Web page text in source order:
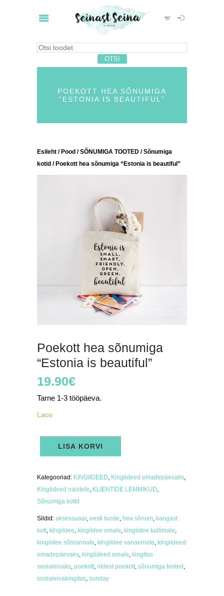
POEKOTT HEA SÕNUMIGA
“ESTONIA IS BEAUTIFUL”
Esileht / Pood /SÕNUMIGA TOOTED /Sõnumiga
kotid / Poekott hea sõnumiga “Estonia is beautiful”
Poekott hea sõnumiga
“Estonia is beautiful”
19.90€
Tarne 1-3 tööpäeva.
Laos
Poekott
beautiful"
kogus
LISA KORVI
Kategooriad: KINGIIDEED, Kingiideed emadepäevaks,
Kingiideed naistele, KLIENTIDE LEMMIKUD,
Sõnumiga kotid
Sildid: aksessuaar, eesti toode, hea sõnum, kangast
kott, kingiidee, kingiidee emale, kingiidee kallimale,
kingiidee sõbrannale, kingiidee vanaemale, kingiideed
emadepäevaks, kingiideed emale, kingitus
soolaleivaks, poekott, riidest poekott, sõnumiga tooted ,
soolaleivakingitus, sunday